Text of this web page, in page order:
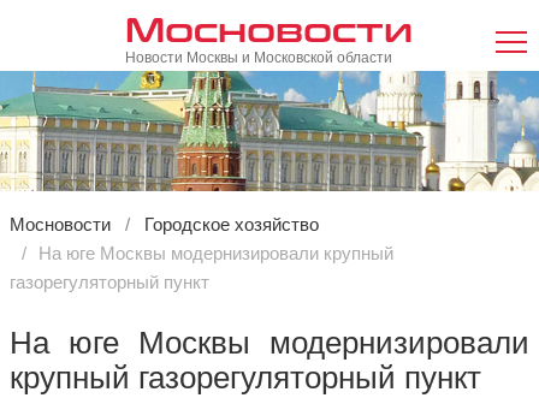
Мосновости
Новости Москвы и Московской области
Мосновости
Городское хозяйство
На юге Москвы модернизировали крупный
газорегуляторный пункт
На юге Москвы модернизировали
крупный газорегуляторный пункт